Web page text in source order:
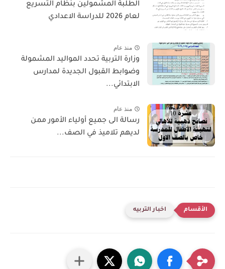
الطلبة المشمولين بنظام التسريع
لعام 2026 للدراسة الاعدادي
منذ عام
وزارة التربية تحدد المواليد المشمولة
وضوابط القبول الجديدة لمدارس
الابتدائي...
منذ عام
رسالة الى جميع أولياء الأمور ممن
لديهم تلاميذ في الصف...
اخبار التربيه